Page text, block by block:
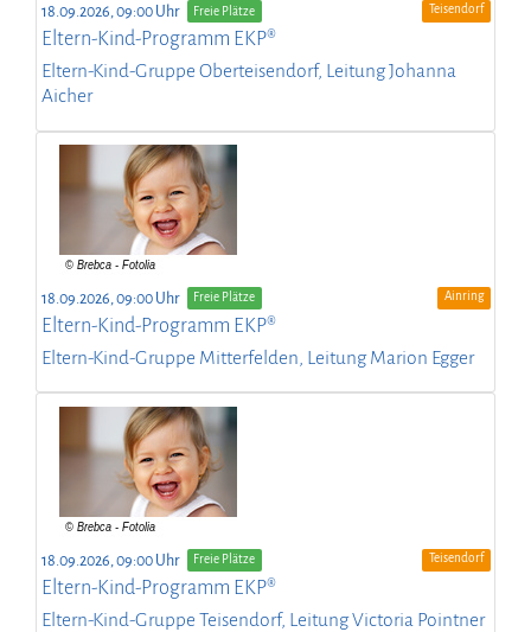
18.09.2026, 09:00 Uhr Freie Plätze Teisendorf
Eltern-Kind-Programm EKP®
Eltern-Kind-Gruppe Oberteisendorf, Leitung Johanna
Aicher
18.09.2026, 09:00 Uhr Freie Plätze Ainring
Eltern-Kind-Programm EKP®
Eltern-Kind-Gruppe Mitterfelden, Leitung Marion Egger
18.09.2026, 09:00 Uhr Freie Plätze Teisendorf
Eltern-Kind-Programm EKP®
Eltern-Kind-Gruppe Teisendorf, Leitung Victoria Pointner